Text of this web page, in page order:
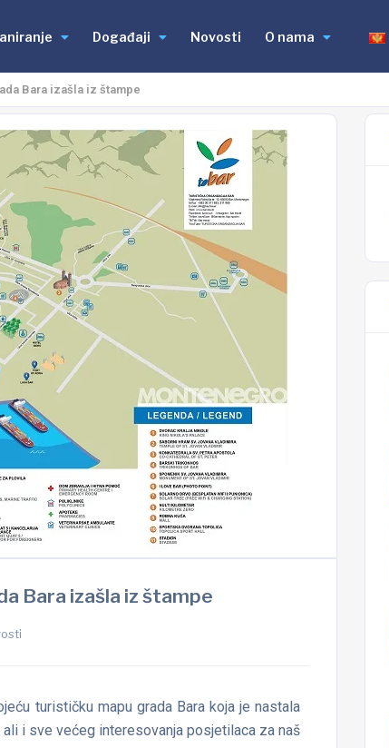
Događaji Novosti O nama
Bara izašla iz štampe
Bara izašla iz štampe
turističku mapu grada Bara koja je nastala
i sve većeg interesovanja posjetilaca za naš